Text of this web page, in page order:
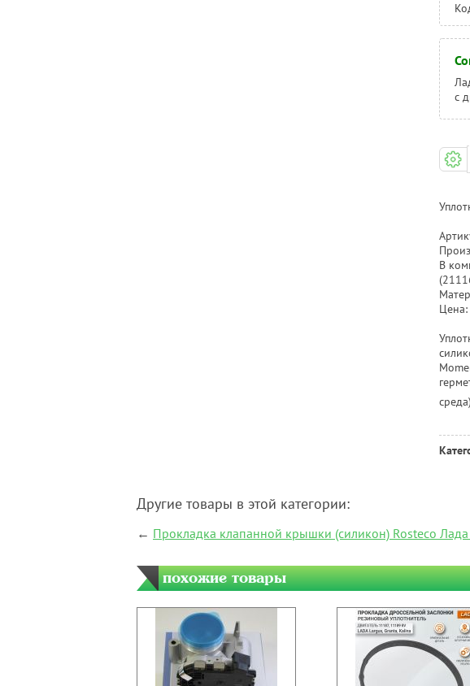
с
В
Цена:
Другие товары в этой категории:
← Прокладка клапанной крышки (силикон) Rosteco Лада
похожие товары